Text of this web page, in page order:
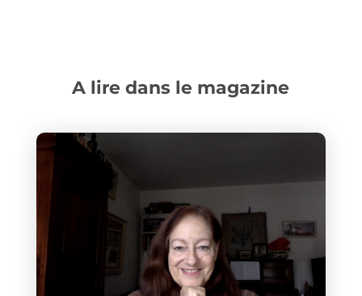
A lire dans le magazine